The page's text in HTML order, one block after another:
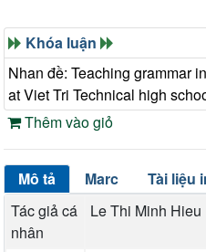
Khóa luận
Nhan đề: Teaching grammar
at Viet Tri Technical high
Thêm vào giỏ
Mô tả Marc Tài liệu
Tác giả cá
nhân
Le Thi Minh Hieu